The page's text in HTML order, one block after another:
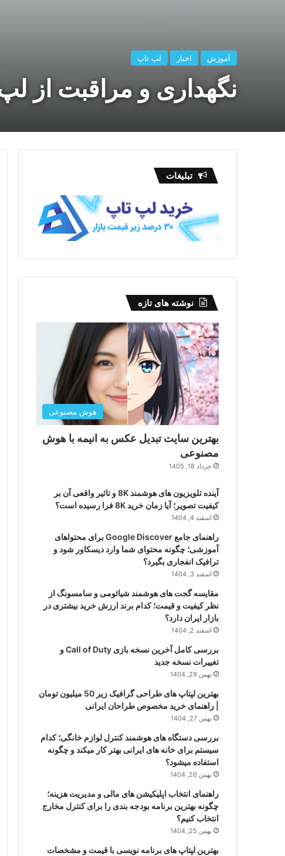
آموزش اخبار لپ تاپ
نگهداری و مراقبت از
تبلیغات
نوشته های تازه
هوش مصنوعی
بهترین سایت تبدیل عکس به انیمه با هوش
مصنوعی
خرداد 18, 1405
آینده تلویزیون های هوشمند 8K و تاثیر واقعی آن بر
کیفیت تصویر؛ آیا زمان خرید 8K فرا رسیده است؟
اسفند 4, 1404
راهنمای جامع Google Discover برای محتواهای
آموزشی؛ چگونه محتوای شما وارد دیسکاور شود و
ترافیک انفجاری بگیرد؟
اسفند 3, 1404
مقایسه گجت های هوشمند شیائومی و سامسونگ از
نظر کیفیت و قیمت؛ کدام برند ارزش خرید بیشتری در
بازار ایران دارد؟
اسفند 2, 1404
بررسی کامل آخرین نسخه بازی Call of Duty و
تغییرات نسخه جدید
بهمن 29, 1404
بهترین لپتاپ های طراحی گرافیک زیر 50 میلیون تومان
| راهنمای خرید مخصوص طراحان ایرانی
بهمن 27, 1404
بررسی دستگاه های هوشمند کنترل لوازم خانگی؛ کدام
سیستم برای خانه های ایرانی بهتر کار میکند و چگونه
استفاده میشود؟
بهمن 26, 1404
راهنمای انتخاب اپلیکیشن های مالی و مدیریت هزینه؛
چگونه بهترین برنامه بودجه بندی را برای کنترل مخارج
انتخاب کنیم؟
بهمن 25, 1404
بهترین لپتاپ های برنامه نویسی با قیمت و مشخصات